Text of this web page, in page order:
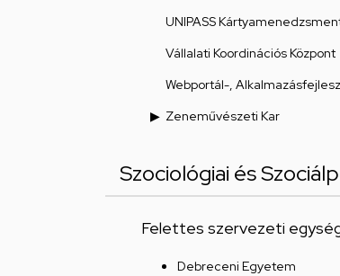
UNIPASS
Vállalati Koordinációs Központ
Webportál-,
Zeneművészeti Kar
Szociológiai és
Felettes szervezeti
Debreceni Egyetem